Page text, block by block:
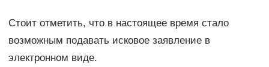
Стоит отметить, что в настоящее время стало
возможным подавать исковое заявление в
электронном виде.